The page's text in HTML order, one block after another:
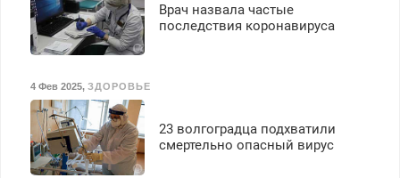
Врач назвала частые
последствия коронавируса
4 Фев 2025, ЗДОРОВЬЕ
23 волгоградца подхватили
смертельно опасный вирус